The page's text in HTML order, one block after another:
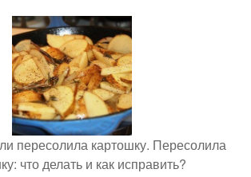
пересолила картошку. Пересолила
что делать и как исправить?